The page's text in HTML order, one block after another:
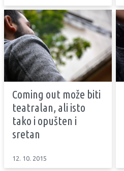
Coming out može biti
teatralan, ali isto
tako i opušten i
sretan
12. 10. 2015